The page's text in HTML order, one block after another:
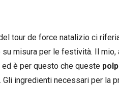
tour de force natalizio ci
misura per le festività. Il mio,
è per questo che queste
ingredienti necessari per la